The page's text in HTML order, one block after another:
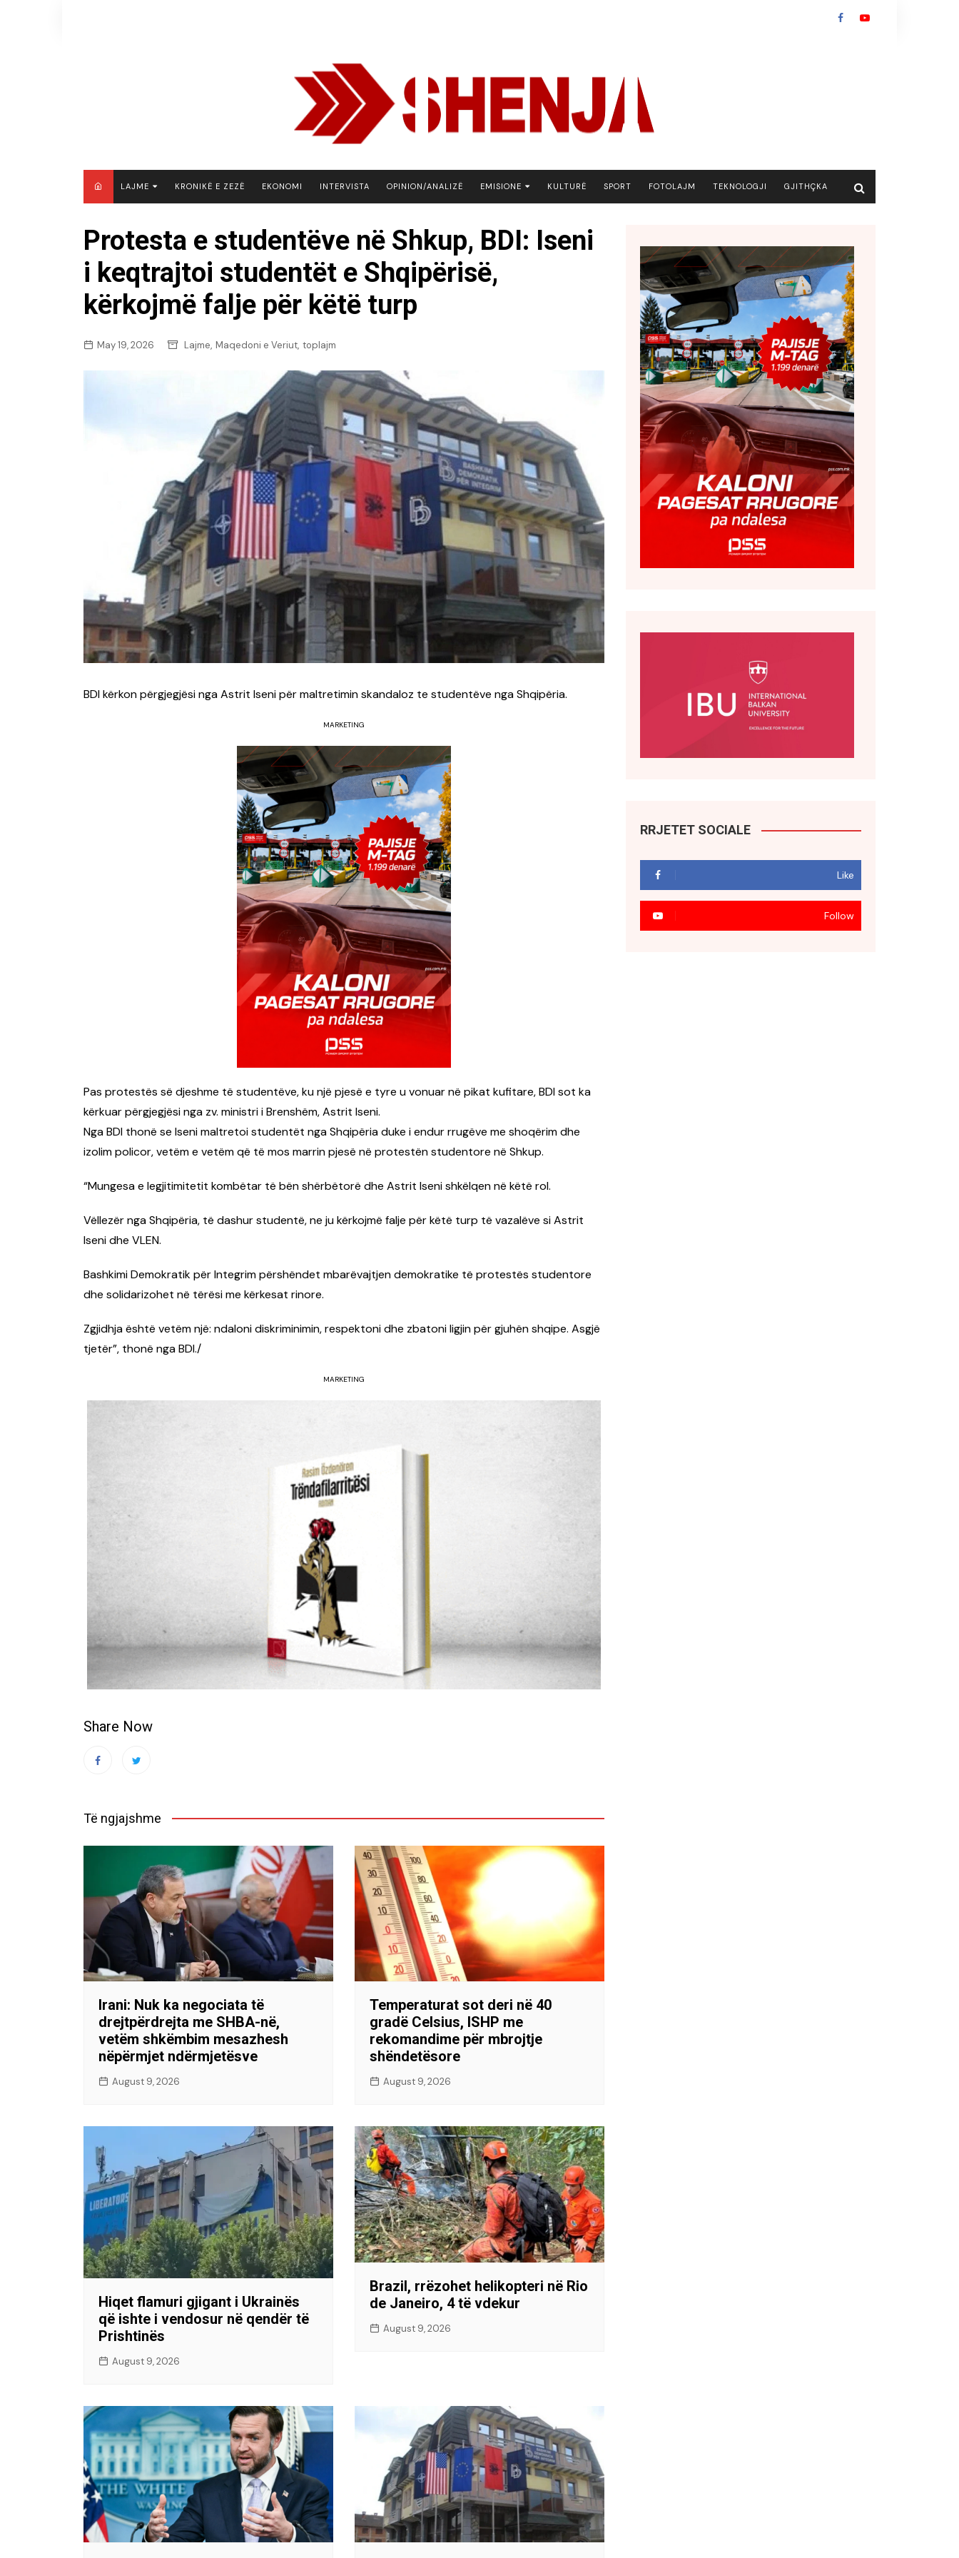
LAJME
KOSOVË
SHQIPËRI
RAJON
BOTË
KRONIKË E ZEZË EKONOMI INTERVISTA OPINION/ANALIZË EMISIONE
BOTA NE FOKUS
EKONOMIKS
EMISION DEBATIV
KU E KISHIM FJALEN
LIGJERATE FETARE
PARADITE ME NE
PIKËPAMJE
RECETA E DITES
RELAKS
RETRO JAVORE
KULTURË SPORT FOTOLAJM TEKNOLOGJI GJITHÇKA
Protesta e studentëve në Shkup, BDI: Iseni
i keqtrajtoi studentët e Shqipërisë,
kërkojmë falje për këtë turp
May 19, 2026 Lajme, Maqedoni e Veriut, toplajm
BDI kërkon përgjegjësi nga Astrit Iseni për maltretimin skandaloz te studentëve nga Shqipëria.
MARKETING
Pas protestës së djeshme të studentëve, ku një pjesë e tyre u vonuar në pikat kufitare, BDI sot ka
kërkuar përgjegjësi nga zv. ministri i Brenshëm, Astrit Iseni.
Nga BDI thonë se Iseni maltretoi studentët nga Shqipëria duke i endur rrugëve me shoqërim dhe
izolim policor, vetëm e vetëm që të mos marrin pjesë në protestën studentore në Shkup.
“Mungesa e legjitimitetit kombëtar të bën shërbëtorë dhe Astrit Iseni shkëlqen në këtë rol.
Vëllezër nga Shqipëria, të dashur studentë, ne ju kërkojmë falje për këtë turp të vazalëve si Astrit
Iseni dhe VLEN.
Bashkimi Demokratik për Integrim përshëndet mbarëvajtjen demokratike të protestës studentore
dhe solidarizohet në tërësi me kërkesat rinore.
Zgjidhja është vetëm një: ndaloni diskriminimin, respektoni dhe zbatoni ligjin për gjuhën shqipe. Asgjë
tjetër”, thonë nga BDI./
MARKETING
Share Now
Të ngjajshme
Irani: Nuk ka negociata të
drejtpërdrejta me SHBA-në,
vetëm shkëmbim mesazhesh
nëpërmjet ndërmjetësve
August 9, 2026
Temperaturat sot deri në 40
gradë Celsius, ISHP me
rekomandime për mbrojtje
shëndetësore
August 9, 2026
Hiqet flamuri gjigant i Ukrainës
që ishte i vendosur në qendër të
Prishtinës
August 9, 2026
Brazil, rrëzohet helikopteri në Rio
de Janeiro, 4 të vdekur
August 9, 2026
RRJETET SOCIALE
Like
Follow